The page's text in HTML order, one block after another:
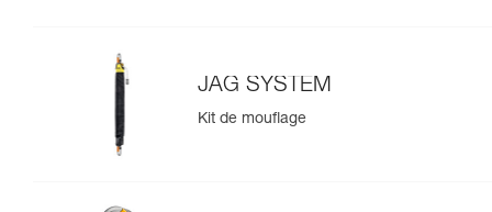
JAG SYSTEM
Kit de mouflage